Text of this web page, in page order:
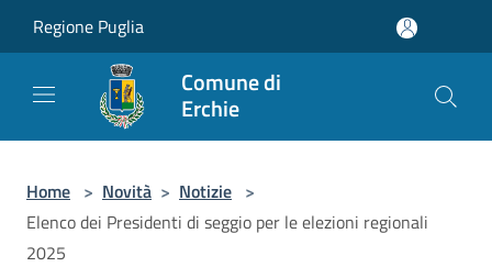
Regione Puglia
Comune di
Erchie
Home > Novità > Notizie >
Elenco dei Presidenti di seggio per le elezioni regionali
2025